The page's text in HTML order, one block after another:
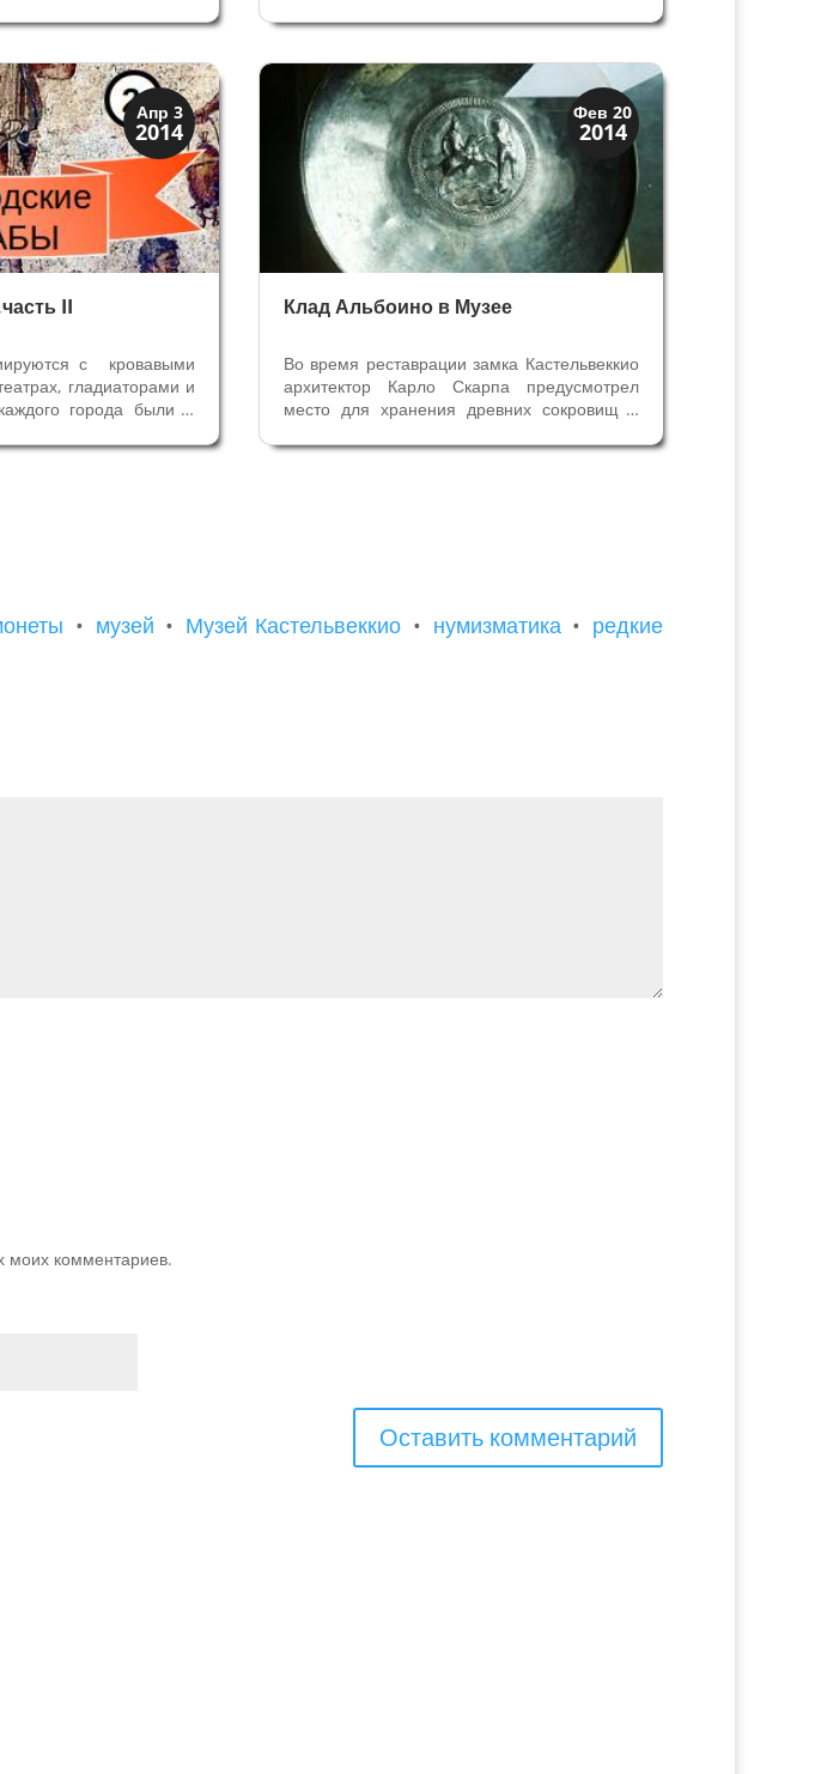
до XX века были
работы на полях.
Апр 3
2014
II
с кровавыми
гладиаторами и
города были и
Римской империи на
Англии 1. Шрусберри, 2009 год Ник Дэвис
металлдетекторам, и сразу нашёл клад -
амфору с 10...
Фев 20
2014
Музеи
Скрытая Верона
Клад Альбоино в Музее
Во время реставрации замка Кастельвеккио
архитектор Карло Скарпа предусмотрел
место для хранения древних сокровищ в
внутреннем дворе замка слева от входа в
• музей • Музей Кастельвеккио • нумизматика • редкие
моих комментариев.